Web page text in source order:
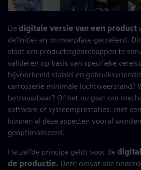
De digitale versie van een product
definitie- en ontwerpfase gecreëerd.
staat om producteigenschappen te
valideren op basis van specifieke
bijvoorbeeld stabiel en
carrosserie minimale luchtweerstand?
betrouwbaar? Of het nu gaat om
software of systeemprestaties: met
kunnen al deze aspecten vooraf
geoptimaliseerd.
Hetzelfde principe geldt voor de
de productie. Deze omvat alle